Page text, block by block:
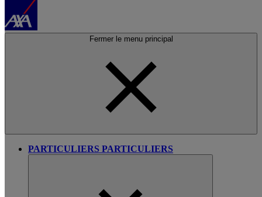
Fermer le menu principal
PARTICULIERS PARTICULIERS